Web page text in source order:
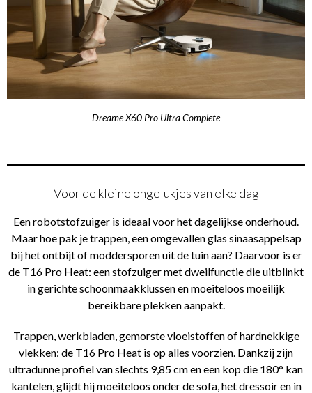
Dreame X60 Pro Ultra Complete
Voor de kleine ongelukjes van elke dag
Een robotstofzuiger is ideaal voor het dagelijkse onderhoud.
Maar hoe pak je trappen, een omgevallen glas sinaasappelsap
bij het ontbijt of moddersporen uit de tuin aan? Daarvoor is er
de T16 Pro Heat: een stofzuiger met dweilfunctie die uitblinkt
in gerichte schoonmaakklussen en moeiteloos moeilijk
bereikbare plekken aanpakt.
Trappen, werkbladen, gemorste vloeistoffen of hardnekkige
vlekken: de T16 Pro Heat is op alles voorzien. Dankzij zijn
ultradunne profiel van slechts 9,85 cm en een kop die 180° kan
kantelen, glijdt hij moeiteloos onder de sofa, het dressoir en in